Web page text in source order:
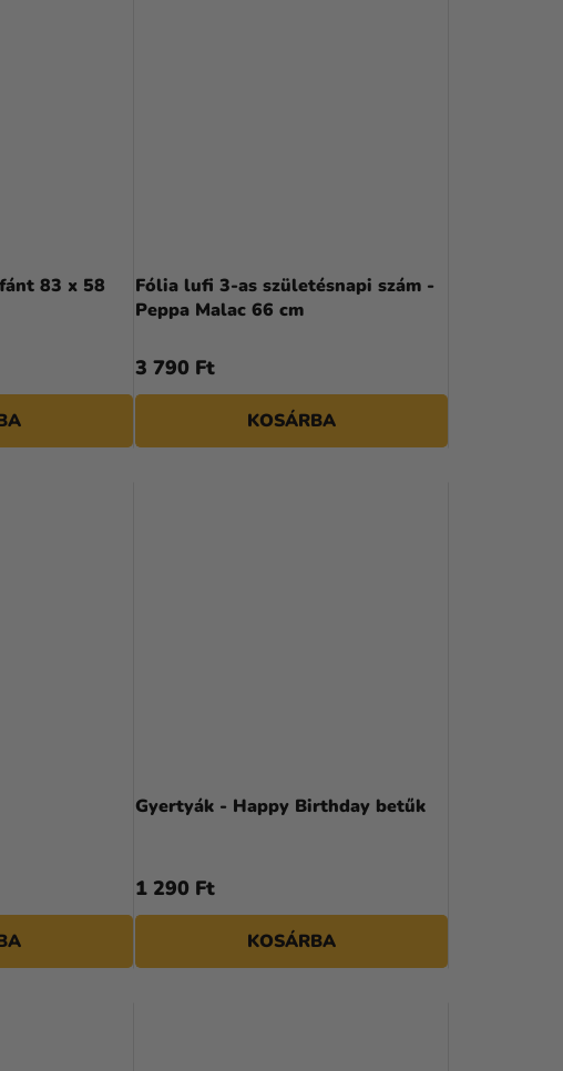
83 x 58
Fólia lufi 3-as születésnapi szám -
Peppa Malac 66 cm
3 790 Ft
KOSÁRBA
Gyertyák - Happy Birthday betűk
1 290 Ft
KOSÁRBA